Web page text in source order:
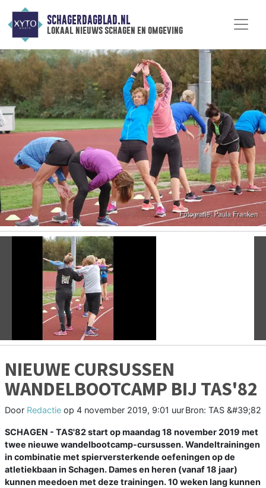
SCHAGERDAGBLAD.NL
lokaal nieuws schagen en omgeving
NIEUWE CURSUSSEN
WANDELBOOTCAMP BIJ TAS'82
Door Redactie op 4 november 2019, 9:01 uurBron: TAS &#39;82
SCHAGEN - TAS'82 start op maandag 18 november 2019 met
twee nieuwe wandelbootcamp-cursussen. Wandeltrainingen
in combinatie met spierversterkende oefeningen op de
atletiekbaan in Schagen. Dames en heren (vanaf 18 jaar)
kunnen meedoen met deze trainingen. 10 weken lang kunnen